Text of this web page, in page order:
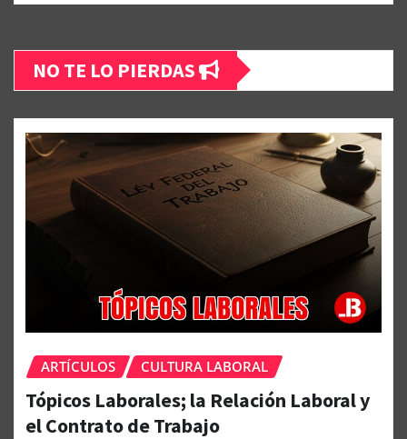
NO TE LO PIERDAS
ARTÍCULOS CULTURA LABORAL
Tópicos Laborales; la Relación Laboral y
el Contrato de Trabajo